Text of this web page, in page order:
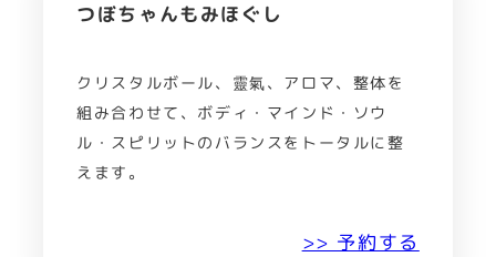
つぼちゃんもみほぐし
クリスタルボール、靈氣、アロマ、整体を
組み合わせて、ボディ・マインド・ソウ
ル・スピリットのバランスをトータルに整
えます。
>> 予約する